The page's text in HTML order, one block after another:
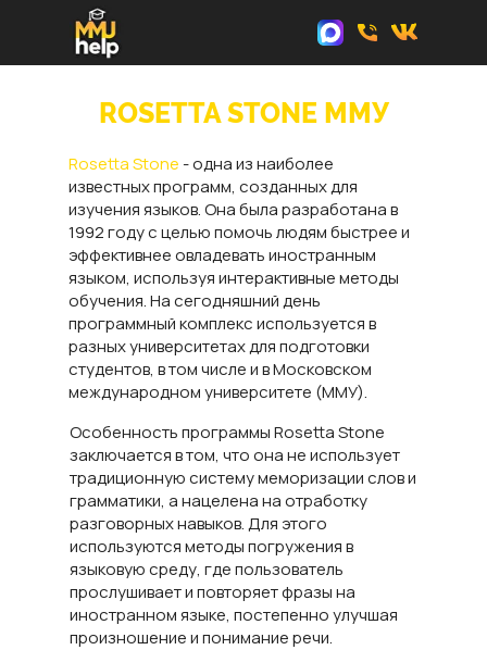
ROSETTA STONE ММУ
Rosetta Stone - одна из наиболее
известных программ, созданных для
изучения языков. Она была разработана в
1992 году с целью помочь людям быстрее и
эффективнее овладевать иностранным
языком, используя интерактивные методы
обучения. На сегодняшний день
программный комплекс используется в
разных университетах для подготовки
студентов, в том числе и в Московском
международном университете (ММУ).
Особенность программы Rosetta Stone
заключается в том, что она не использует
традиционную систему меморизации слов и
грамматики, а нацелена на отработку
разговорных навыков. Для этого
используются методы погружения в
языковую среду, где пользователь
прослушивает и повторяет фразы на
иностранном языке, постепенно улучшая
произношение и понимание речи.